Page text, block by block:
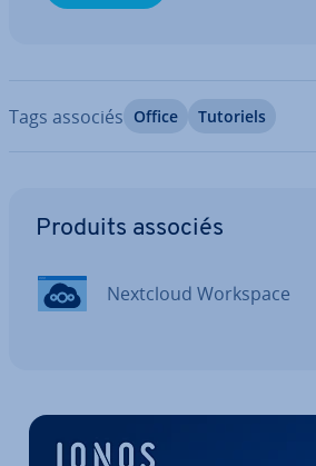
Tags associés Office Tutoriels
Produits associés
Nextcloud Workspace